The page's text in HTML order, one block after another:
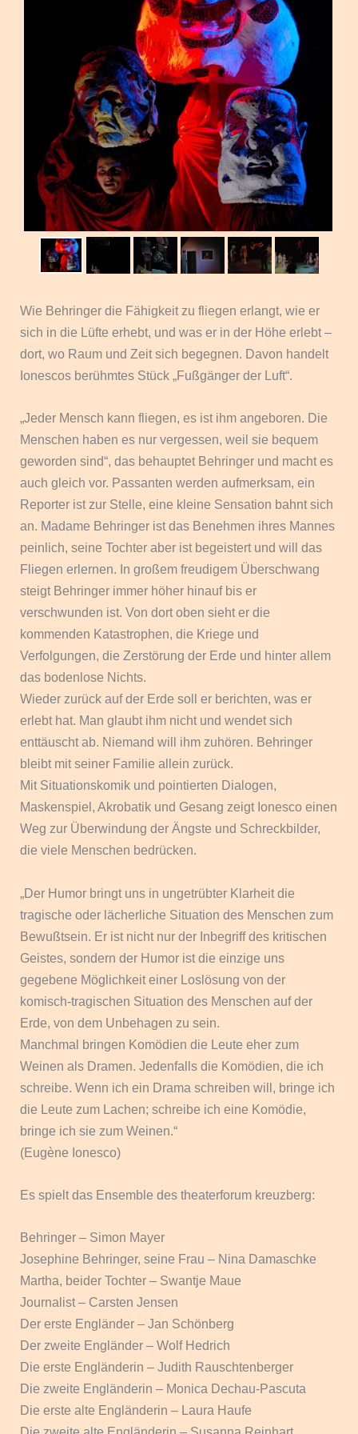
Wie Behringer die Fähigkeit zu fliegen erlangt, wie er
sich in die Lüfte erhebt, und was er in der Höhe erlebt –
dort, wo Raum und Zeit sich begegnen. Davon handelt
Ionescos berühmtes Stück „Fußgänger der Luft“.
„Jeder Mensch kann fliegen, es ist ihm angeboren. Die
Menschen haben es nur vergessen, weil sie bequem
geworden sind“, das behauptet Behringer und macht es
auch gleich vor. Passanten werden aufmerksam, ein
Reporter ist zur Stelle, eine kleine Sensation bahnt sich
an. Madame Behringer ist das Benehmen ihres Mannes
peinlich, seine Tochter aber ist begeistert und will das
Fliegen erlernen. In großem freudigem Überschwang
steigt Behringer immer höher hinauf bis er
verschwunden ist. Von dort oben sieht er die
kommenden Katastrophen, die Kriege und
Verfolgungen, die Zerstörung der Erde und hinter allem
das bodenlose Nichts.
Wieder zurück auf der Erde soll er berichten, was er
erlebt hat. Man glaubt ihm nicht und wendet sich
enttäuscht ab. Niemand will ihm zuhören. Behringer
bleibt mit seiner Familie allein zurück.
Mit Situationskomik und pointierten Dialogen,
Maskenspiel, Akrobatik und Gesang zeigt Ionesco einen
Weg zur Überwindung der Ängste und Schreckbilder,
die viele Menschen bedrücken.
„Der Humor bringt uns in ungetrübter Klarheit die
tragische oder lächerliche Situation des Menschen zum
Bewußtsein. Er ist nicht nur der Inbegriff des kritischen
Geistes, sondern der Humor ist die einzige uns
gegebene Möglichkeit einer Loslösung von der
komisch-tragischen Situation des Menschen auf der
Erde, von dem Unbehagen zu sein.
Manchmal bringen Komödien die Leute eher zum
Weinen als Dramen. Jedenfalls die Komödien, die ich
schreibe. Wenn ich ein Drama schreiben will, bringe ich
die Leute zum Lachen; schreibe ich eine Komödie,
bringe ich sie zum Weinen.“
(Eugène Ionesco)
Es spielt das Ensemble des theaterforum kreuzberg:
Behringer – Simon Mayer
Josephine Behringer, seine Frau – Nina Damaschke
Martha, beider Tochter – Swantje Maue
Journalist – Carsten Jensen
Der erste Engländer – Jan Schönberg
Der zweite Engländer – Wolf Hedrich
Die erste Engländerin – Judith Rauschtenberger
Die zweite Engländerin – Monica Dechau-Pascuta
Die erste alte Engländerin – Laura Haufe